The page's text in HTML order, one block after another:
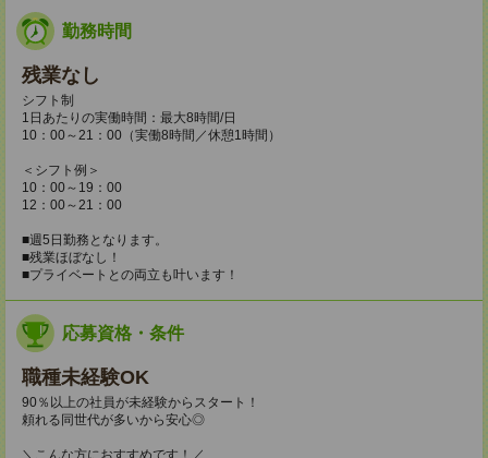
勤務時間
残業なし
シフト制
1日あたりの実働時間：最大8時間/日
10：00～21：00（実働8時間／休憩1時間）
＜シフト例＞
10：00～19：00
12：00～21：00
■週5日勤務となります。
■残業ほぼなし！
■プライベートとの両立も叶います！
応募資格・条件
職種未経験OK
90％以上の社員が未経験からスタート！
頼れる同世代が多いから安心◎
＼こんな方におすすめです！／